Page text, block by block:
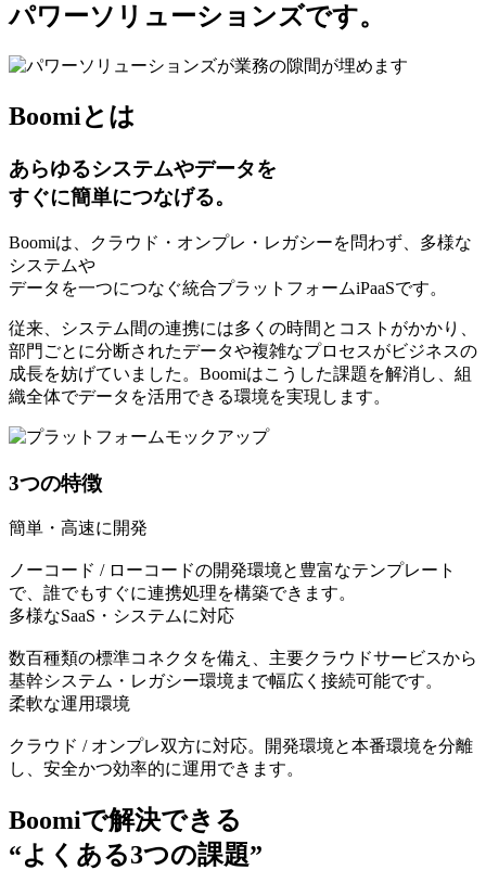
パワーソリューションズです。
Boomiとは
あらゆるシステムやデータを
すぐに簡単につなげる。
Boomiは、クラウド・オンプレ・レガシーを問わず、多様な
システムや
データを一つにつなぐ統合プラットフォームiPaaSです。
従来、システム間の連携には多くの時間とコストがかかり、
部門ごとに分断されたデータや複雑なプロセスがビジネスの
成長を妨げていました。Boomiはこうした課題を解消し、組
織全体でデータを活用できる環境を実現します。
3つの特徴
簡単・高速に開発
ノーコード / ローコードの開発環境と豊富なテンプレート
で、誰でもすぐに連携処理を構築できます。
多様なSaaS・システムに対応
数百種類の標準コネクタを備え、主要クラウドサービスから
基幹システム・レガシー環境まで幅広く接続可能です。
柔軟な運用環境
クラウド / オンプレ双方に対応。開発環境と本番環境を分離
し、安全かつ効率的に運用できます。
Boomiで解決できる
“よくある3つの課題”